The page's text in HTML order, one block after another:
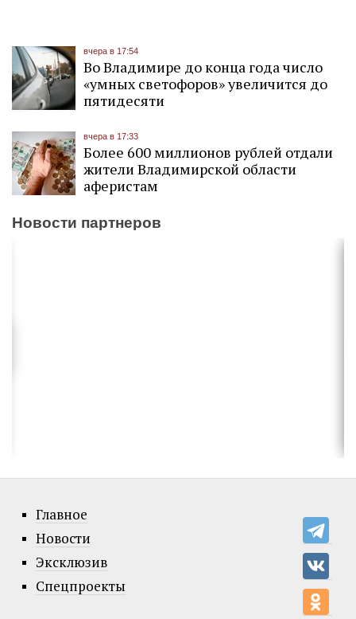
вчера в 17:54
Во Владимире до конца года число
«умных светофоров» увеличится до
пятидесяти
вчера в 17:33
Более 600 миллионов рублей отдали
жители Владимирской области
аферистам
Новости партнеров
Главное
Новости
Эксклюзив
Спецпроекты